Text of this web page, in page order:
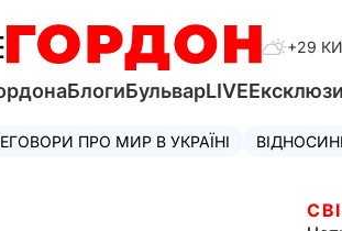
+29
БлогиБульварLIVE
ПРО МИР В УКРАЇНІ